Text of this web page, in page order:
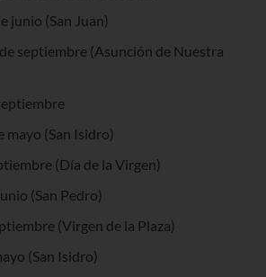
junio (San Juan)
septiembre (Asunción de Nuestra
mayo (San Isidro)
(Día de la Virgen)
(San Pedro)
(Virgen de la Plaza)
(San Isidro)